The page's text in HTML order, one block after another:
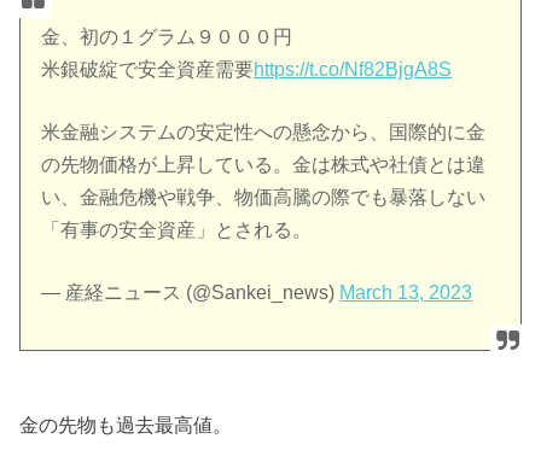
金、初の１グラム９０００円
米銀破綻で安全資産需要https://t.co/Nf82BjgA8S
米金融システムの安定性への懸念から、国際的に金
の先物価格が上昇している。金は株式や社債とは違
い、金融危機や戦争、物価高騰の際でも暴落しない
「有事の安全資産」とされる。
— 産経ニュース (@Sankei_news) March 13, 2023
金の先物も過去最高値。